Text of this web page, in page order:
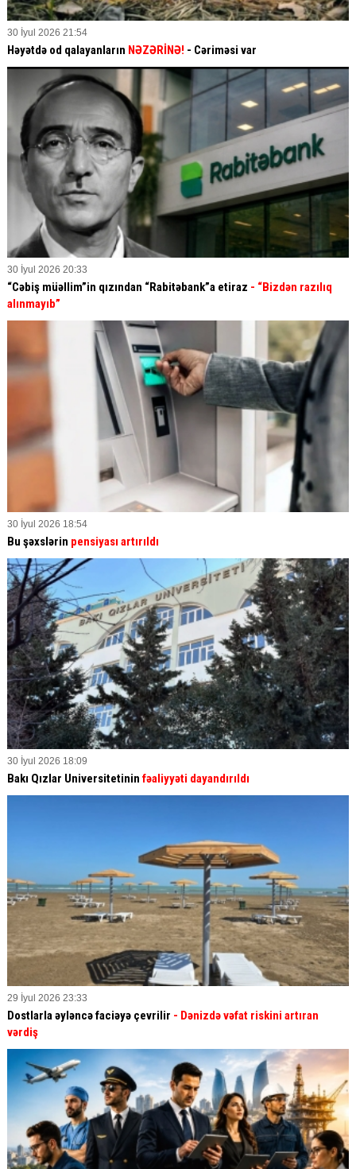
30 İyul 2026 21:54
Həyətdə od qalayanların NƏZƏRİNƏ! - Cəriməsi var
30 İyul 2026 20:33
“Cəbiş müəllim”in qızından “Rabitəbank”a etiraz - “Bizdən razılıq
alınmayıb”
30 İyul 2026 18:54
Bu şəxslərin pensiyası artırıldı
30 İyul 2026 18:09
Bakı Qızlar Universitetinin fəaliyyəti dayandırıldı
29 İyul 2026 23:33
Dostlarla əyləncə faciəyə çevrilir - Dənizdə vəfat riskini artıran
vərdiş